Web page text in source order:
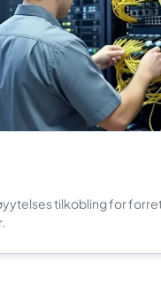
tilkobling for